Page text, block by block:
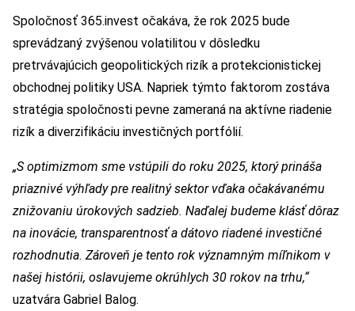
Spoločnosť 365.invest očakáva, že rok 2025 bude
sprevádzaný zvýšenou volatilitou v dôsledku
pretrvávajúcich geopolitických rizík a protekcionistickej
obchodnej politiky USA. Napriek týmto faktorom zostáva
stratégia spoločnosti pevne zameraná na aktívne riadenie
rizík a diverzifikáciu investičných portfólií.
„S optimizmom sme vstúpili do roku 2025, ktorý prináša
priaznivé výhľady pre realitný sektor vďaka očakávanému
znižovaniu úrokových sadzieb. Naďalej budeme klásť dôraz
na inovácie, transparentnosť a dátovo riadené investičné
rozhodnutia. Zároveň je tento rok významným míľnikom v
našej histórii, oslavujeme okrúhlych 30 rokov na trhu,“
uzatvára Gabriel Balog.